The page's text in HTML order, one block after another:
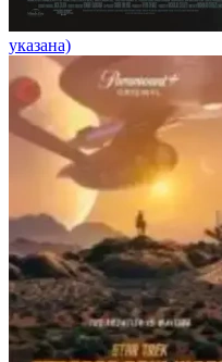
указана)